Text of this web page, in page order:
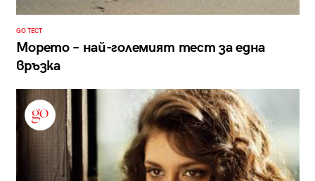
GO ТЕСТ
Морето – най-големият тест за една
връзка